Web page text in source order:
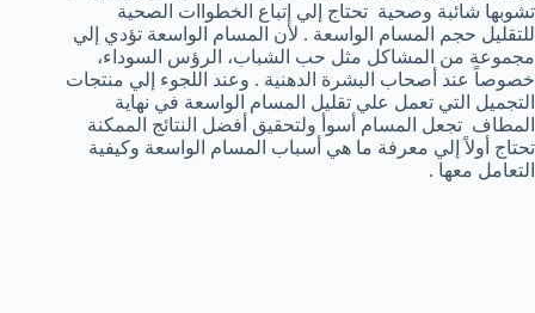
تشوبها شائبة وصحية تحتاج إلي إتباع الخطواات الصحية
للتقليل حجم المسام الواسعة . لأن المسام الواسعة تؤدي إلي
مجموعة من المشاكل مثل حب الشباب، الرؤس السوداء،
خصوصاً عند أصحاب البشرة الدهنية . وعند اللجوء إلي منتجات
التجميل التي تعمل علي تقليل المسام الواسعة في نهاية
المطاف تجعل المسام أسوأ ولتحقيق أفضل النتائج الممكنة
تحتاج أولاً إلي معرفة ما هي أسباب المسام الواسعة وكيفية
التعامل معها .